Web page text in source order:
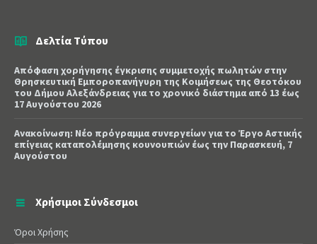
Δελτία Τύπου
Απόφαση χορήγησης έγκρισης συμμετοχής πωλητών στην
Θρησκευτική Εμποροπανήγυρη της Κοιμήσεως της Θεοτόκου
του Δήμου Αλεξάνδρειας για το χρονικό διάστημα από 13 έως
17 Αυγούστου 2026
Ανακοίνωση: Νέο πρόγραμμα συνεργείων για το Έργο Αστικής
επίγειας καταπολέμησης κουνουπιών έως την Παρασκευή, 7
Αυγούστου
Χρήσιμοι Σύνδεσμοι
Όροι Χρήσης